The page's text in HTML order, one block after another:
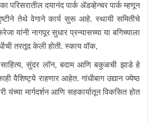
परिसरातील दयानंद पार्क ॲडव्हेन्चर पार्क म्हणून
तेथे वेगाने कार्य सुरू आहे. स्थायी समितीचे
यांनी नागपूर सुधार प्रन्यासच्या या बगिच्याला
तरतूद केली होती. स्काय वॉक,
सुंदर लॉन, बदाम आणि बकुळची झाडे हे
वैशिष्ट्ये राहणार आहेत. गांधीबाग उद्यान ज्येष्ठ
यंच्या मार्गदर्शन आणि सहकार्यातून विकसित होत